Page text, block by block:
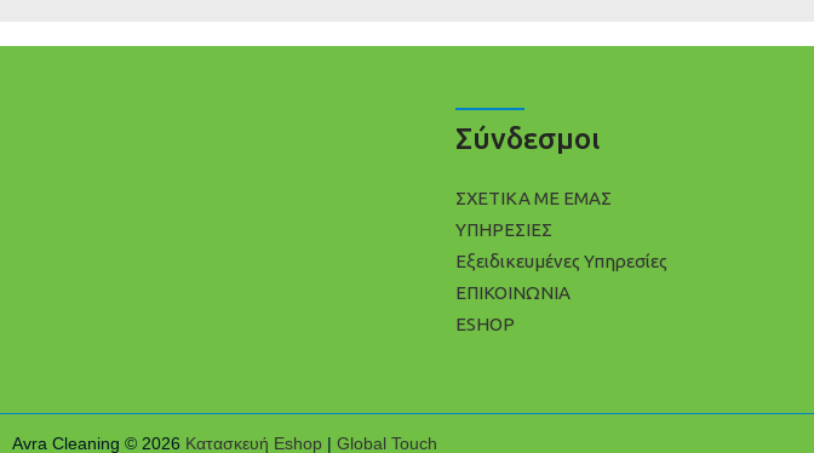
Σύνδεσμοι
ΣΧΕΤΙΚΑ ΜΕ ΕΜΑΣ
ΥΠΗΡΕΣΙΕΣ
Εξειδικευμένες Υπηρεσίες
ΕΠΙΚΟΙΝΩΝΙΑ
ESHOP
Avra Cleaning © 2026 Κατασκευή Eshop | Global Touch